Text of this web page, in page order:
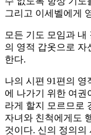
그리고 이세벨에게
모든 기도 모임과 내
의 영적 갑옷으로 자
한다.
나의 시편 91편의 영
에 나가기 위한 여권
라게 할지 모르므로
자녀와 친척에게도
것이다. 신의 정의의